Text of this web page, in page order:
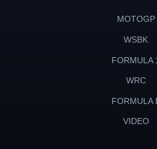
MOTOGP
WSBK
FORMULA
WRC
FORMULA
VIDEO